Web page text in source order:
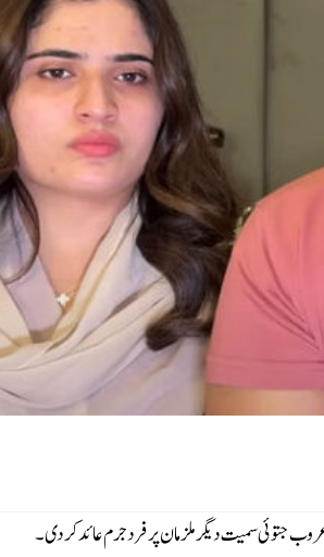
جتوئی سمیت دیگر ملزمان پر فرد جرم عائد کردی۔